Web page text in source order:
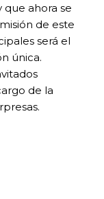
que ahora se
de este
será el
única.
de la